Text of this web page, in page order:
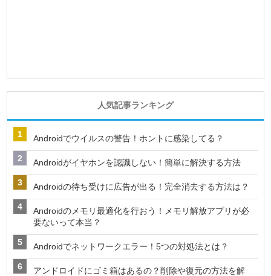
人気記事ランキング
Androidでウイルスの警告！ホントに感染してる？
Androidがイヤホンを認識しない！簡単に解決する方法
Androidの待ち受けに広告が出る！完全消去する方法は？
Androidのメモリ最適化を行おう！メモリ解放アプリが必
要ないって本当？
Androidでネットワークエラー！5つの対処法とは？
アンドロイドにゴミ箱はあるの？削除や復元の方法を解